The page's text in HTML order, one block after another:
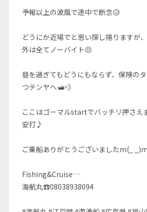
予報以上の波風で途中で断念😥
どうにか近場でと思い探し捲りますが
外は全てノーバイト😣
昼を過ぎてもどうにもならず、保険の
つテンヤへ🛥💨
ここはゴーマルstartでバッチリ押さえ
安打♪
ご乗船ありがとうございましたm(_ _)m
Fishing&Cruise…
海航丸☎08038938094